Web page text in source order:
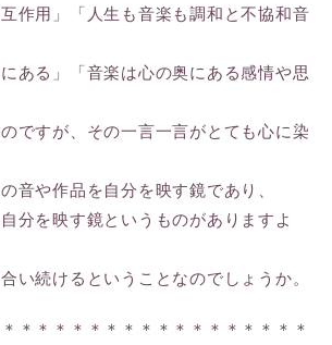
互作用」「人生も音楽も調和と不協和音
にある」「音楽は心の奥にある感情や思
ですが、その一言一言がとても心に染
音や作品を自分を映す鏡であり、
分を映す鏡というものがありますよ
い続けるということなのでしょうか。
＊＊＊＊＊＊＊＊＊＊＊＊＊＊＊＊＊